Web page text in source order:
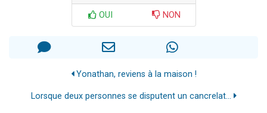
OUI NON
Yonathan, reviens à la maison !
Lorsque deux personnes se disputent un cancrelat...